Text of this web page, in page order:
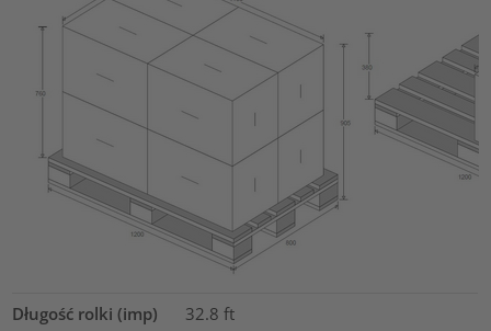
Długość rolki (imp) 32.8 ft